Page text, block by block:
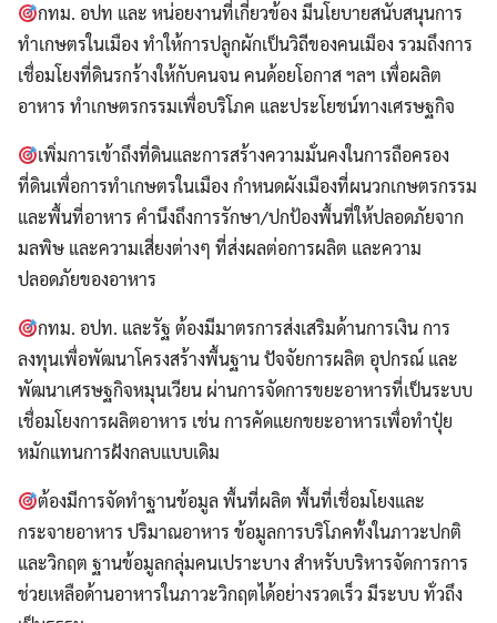
กทม. อปท และ หน่อยงานที่เกี่ยวข้อง มีนโยบายสนับสนุนการ
ทำเกษตรในเมือง ทำให้การปลูกผักเป็นวิถีของคนเมือง รวมถึงการ
เชื่อมโยงที่ดินรกร้างให้กับคนจน คนด้อยโอกาส ฯลฯ เพื่อผลิต
อาหาร ทำเกษตรกรรมเพื่อบริโภค และประโยชน์ทางเศรษฐกิจ
เพิ่มการเข้าถึงที่ดินและการสร้างความมั่นคงในการถือครอง
ที่ดินเพื่อการทำเกษตรในเมือง กำหนดผังเมืองที่ผนวกเกษตรกรรม
และพื้นที่อาหาร คำนึงถึงการรักษา/ปกป้องพื้นที่ให้ปลอดภัยจาก
มลพิษ และความเสี่ยงต่างๆ ที่ส่งผลต่อการผลิต และความ
ปลอดภัยของอาหาร
กทม. อปท. และรัฐ ต้องมีมาตรการส่งเสริมด้านการเงิน การ
ลงทุนเพื่อพัฒนาโครงสร้างพื้นฐาน ปัจจัยการผลิต อุปกรณ์ และ
พัฒนาเศรษฐกิจหมุนเวียน ผ่านการจัดการขยะอาหารที่เป็นระบบ
เชื่อมโยงการผลิตอาหาร เช่น การคัดแยกขยะอาหารเพื่อทำปุ๋ย
หมักแทนการฝังกลบแบบเดิม
ต้องมีการจัดทำฐานข้อมูล พื้นที่ผลิต พื้นที่เชื่อมโยงและ
กระจายอาหาร ปริมาณอาหาร ข้อมูลการบริโภคทั้งในภาวะปกติ
และวิกฤต ฐานข้อมูลกลุ่มคนเปราะบาง สำหรับบริหารจัดการการ
ช่วยเหลือด้านอาหารในภาวะวิกฤตได้อย่างรวดเร็ว มีระบบ ทั่วถึง